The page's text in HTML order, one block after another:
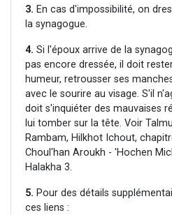
3. En cas d'impossibilité, on
la synagogue.
4. Si l'époux arrive de la
pas encore dressée, il doit
humeur, retrousser ses
avec le sourire au visage. S'il
doit s'inquiéter des mauvaises
lui tomber sur la tête. Voir
Rambam, Hilkhot Ichout,
Choul'han Aroukh - 'Hochen
Halakha 3.
5. Pour des détails
ces liens :